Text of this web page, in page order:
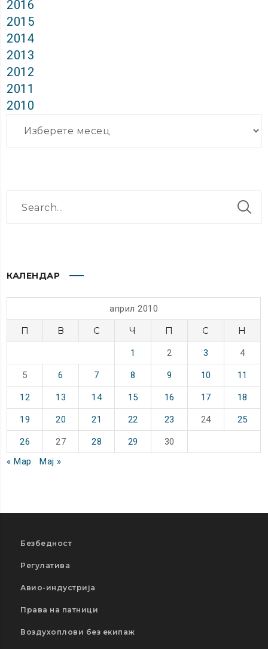
2016
2015
2014
2013
2012
2011
2010
КАЛЕНДАР
април 2010
П В С Ч П С Н
1 2 3 4
5 6 7 8 9 10 11
12 13 14 15 16 17 18
19 20 21 22 23 24 25
26 27 28 29
30
« Мар
Мај »
Безбедност
Регулатива
Авио-индустрија
Права на патници
Воздухоплови без екипаж